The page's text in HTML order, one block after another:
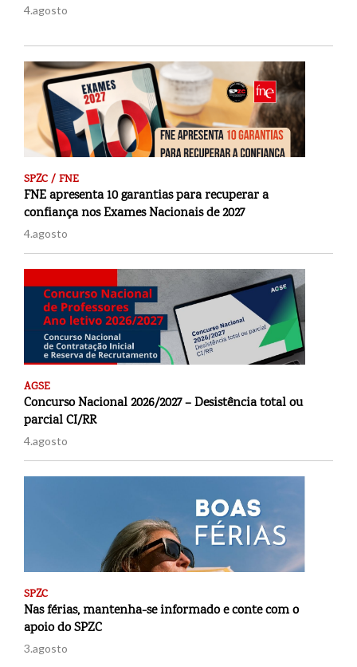
4.agosto
SPZC / FNE
FNE apresenta 10 garantias para recuperar a
confiança nos Exames Nacionais de 2027
4.agosto
AGSE
Concurso Nacional 2026/2027 – Desistência total ou
parcial CI/RR
4.agosto
SPZC
Nas férias, mantenha-se informado e conte com o
apoio do SPZC
3.agosto